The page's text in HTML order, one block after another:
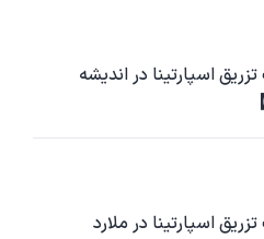
اسپارتینا در اندیشه
اسپارتینا در ملارد